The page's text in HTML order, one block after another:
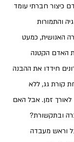
האדם כיצור חברתי עומד
והתמורות
האנושית, כמעט
האדם הקטנה
חידדו את ההבנה
קורת גג, ללא
זמן. אבל האם
ובתקשורת?
וראש מעבדה